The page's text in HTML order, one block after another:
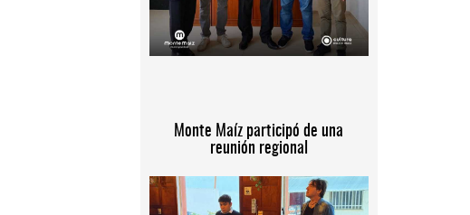
Monte Maíz participó de una
reunión regional